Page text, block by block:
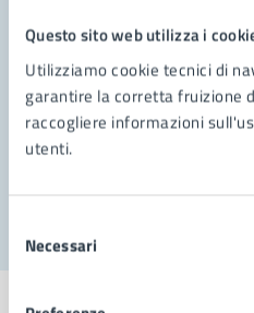
Questo sito web utilizza i
Utilizziamo cookie tecnici di
garantire la corretta fruizione
raccogliere informazioni
utenti.
delNecessari
Richiedi assistenza
Prenota appuntamento
Problemi in città